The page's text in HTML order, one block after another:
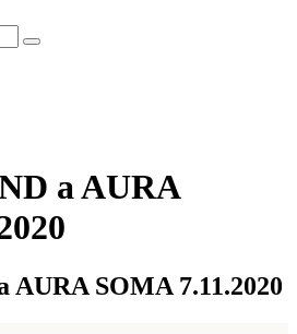
a AURA
SOMA 7.11.2020